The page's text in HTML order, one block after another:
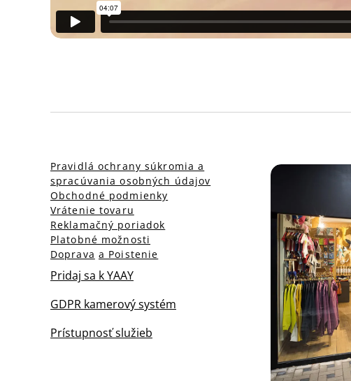
Pravidlá ochrany súkromia a
spracúvania osobných údajov
Obchodné podmienky
Vrátenie tovaru
Reklamačný poriadok
Platobné možnosti
Doprava a Poistenie
Pridaj sa k YAAY
GDPR kamerový systém
Prístupnosť služieb